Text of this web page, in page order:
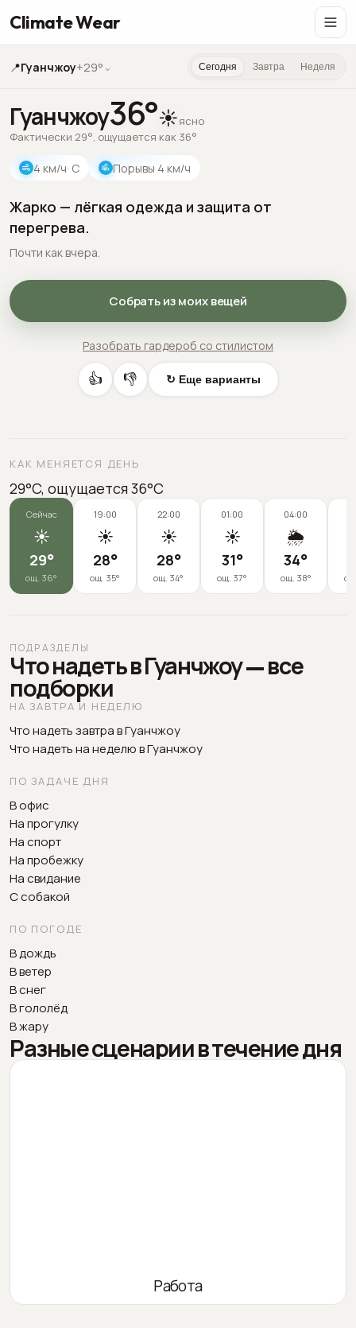
Climate Wear
📍Гуанчжоу+29° ⌄ Сегодня Завтра Неделя
Гуанчжоу36°☀️ясно
Фактически 29°, ощущается как 36°
4 км/ч· С Порывы 4 км/ч
Жарко — лёгкая одежда и защита от
перегрева.
Почти как вчера.
Собрать из моих вещей
Разобрать гардероб со стилистом
👍 👎 ↻ Еще варианты
КАК МЕНЯЕТСЯ ДЕНЬ
29°C, ощущается 36°C
Сейчас
☀️
29°
ощ. 36°
19:00
☀️
28°
ощ. 35°
22:00
☀️
28°
ощ. 34°
01:00
☀️
31°
ощ. 37°
04:00
🌦️
34°
ощ. 38°
ПОДРАЗДЕЛЫ
Что надеть в Гуанчжоу — все
подборки
НА ЗАВТРА И НЕДЕЛЮ
Что надеть завтра в Гуанчжоу
Что надеть на неделю в Гуанчжоу
ПО ЗАДАЧЕ ДНЯ
В офис
На прогулку
На спорт
На пробежку
На свидание
С собакой
ПО ПОГОДЕ
В дождь
В ветер
В снег
В гололёд
В жару
Разные сценарии в течение дня
Работа